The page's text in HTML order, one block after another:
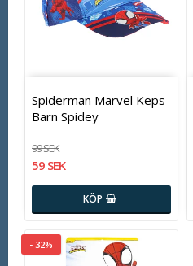
Spiderman Marvel Keps
Barn Spidey
99 SEK
59 SEK
KÖP
- 32%